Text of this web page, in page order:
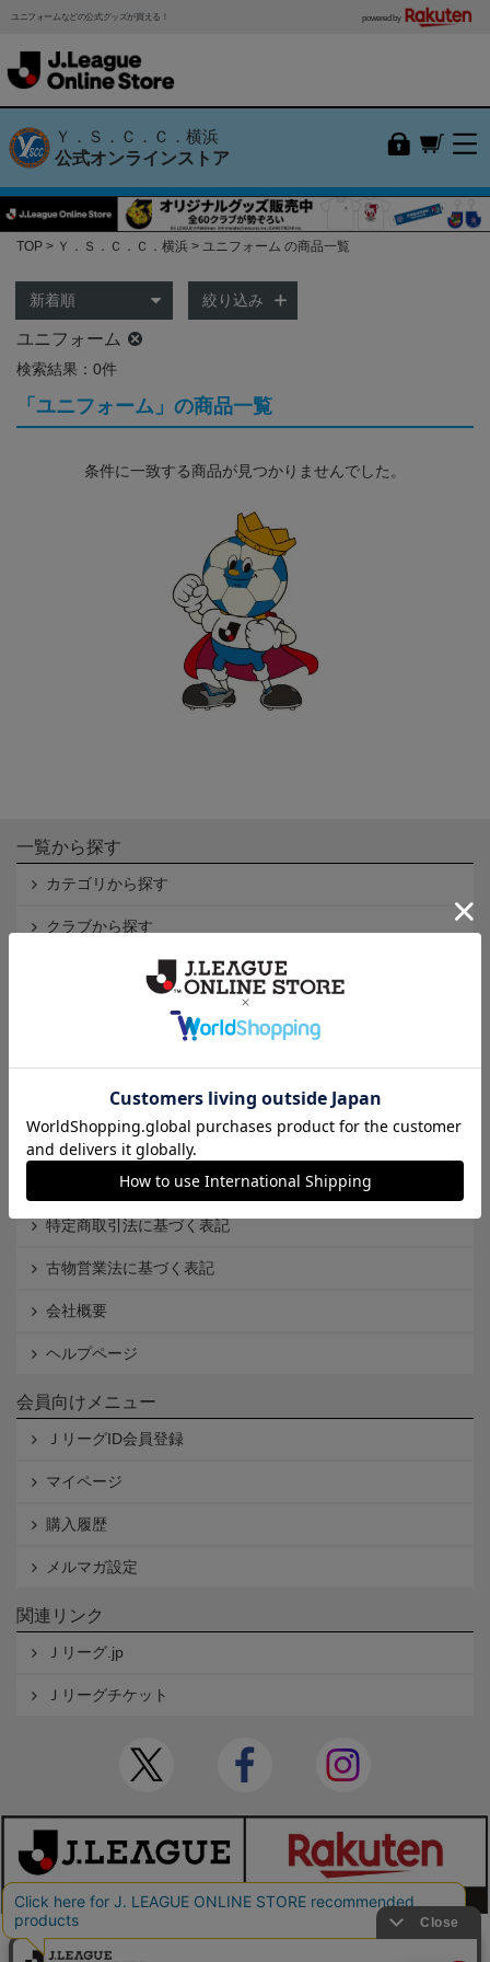
ユニフォームなどの公式グッズが買える！ powered by
Ｙ．Ｓ．Ｃ．Ｃ．横浜
公式オンラインストア
TOP Ｙ．Ｓ．Ｃ．Ｃ．横浜 ユニフォーム の商品一覧
絞り込み
ユニフォーム
検索結果：0件
「ユニフォーム」の商品一覧
条件に一致する商品が見つかりませんでした。
一覧から探す
カテゴリから探す
クラブから探す
Ｊ2
インフォメーション
個人情報保護方針
Cookieポリシー
特定商取引法に基づく表記
古物営業法に基づく表記
会社概要
ヘルプページ
会員向けメニュー
ＪリーグID会員登録
マイページ
購入履歴
メルマガ設定
関連リンク
Ｊリーグ.jp
Ｊリーグチケット